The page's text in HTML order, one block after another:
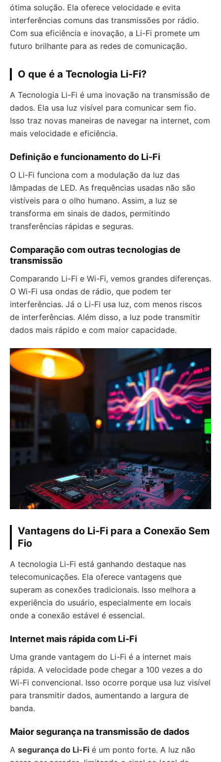
ótima solução. Ela oferece velocidade e evita
interferências comuns das transmissões por rádio.
Com sua eficiência e inovação, a Li-Fi promete um
futuro brilhante para as redes de comunicação.
O que é a Tecnologia Li-Fi?
A Tecnologia Li-Fi é uma inovação na transmissão de
dados. Ela usa luz visível para comunicar sem fio.
Isso traz novas maneiras de navegar na internet, com
mais velocidade e eficiência.
Definição e funcionamento do Li-Fi
O Li-Fi funciona com a modulação da luz das
lâmpadas de LED. As frequências usadas não são
vistíveis para o olho humano. Assim, a luz se
transforma em sinais de dados, permitindo
transferências rápidas e seguras.
Comparação com outras tecnologias de
transmissão
Comparando Li-Fi e Wi-Fi, vemos grandes diferenças.
O Wi-Fi usa ondas de rádio, que podem ter
interferências. Já o Li-Fi usa luz, com menos riscos
de interferências. Além disso, a luz pode transmitir
dados mais rápido e com maior capacidade.
Vantagens do Li-Fi para a Conexão Sem
Fio
A tecnologia Li-Fi está ganhando destaque nas
telecomunicações. Ela oferece vantagens que
superam as conexões tradicionais. Isso melhora a
experiência do usuário, especialmente em locais
onde a conexão estável é essencial.
Internet mais rápida com Li-Fi
Uma grande vantagem do Li-Fi é a internet mais
rápida. A velocidade pode chegar a 100 vezes a do
Wi-Fi convencional. Isso ocorre porque usa luz visível
para transmitir dados, aumentando a largura de
banda.
Maior segurança na transmissão de dados
A segurança do Li-Fi é um ponto forte. A luz não